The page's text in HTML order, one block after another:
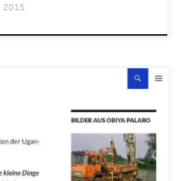
2015
Uganda-Hilfe St. Mauritz
weitestgehend fertig
hiermit darüber
in den neuen Email-Info-